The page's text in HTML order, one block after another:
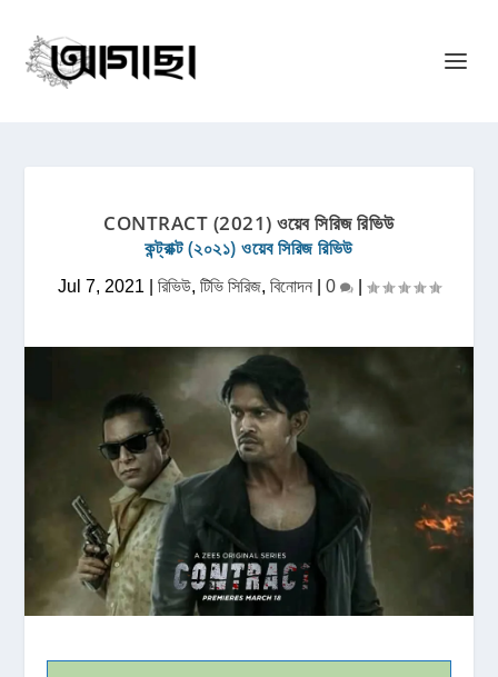
CONTRACT (2021) ওয়েব সিরিজ রিভিউ
কন্ট্রাক্ট (২০২১) ওয়েব সিরিজ রিভিউ
Jul 7, 2021 রিভিউ, টিভি সিরিজ, বিনোদন 0